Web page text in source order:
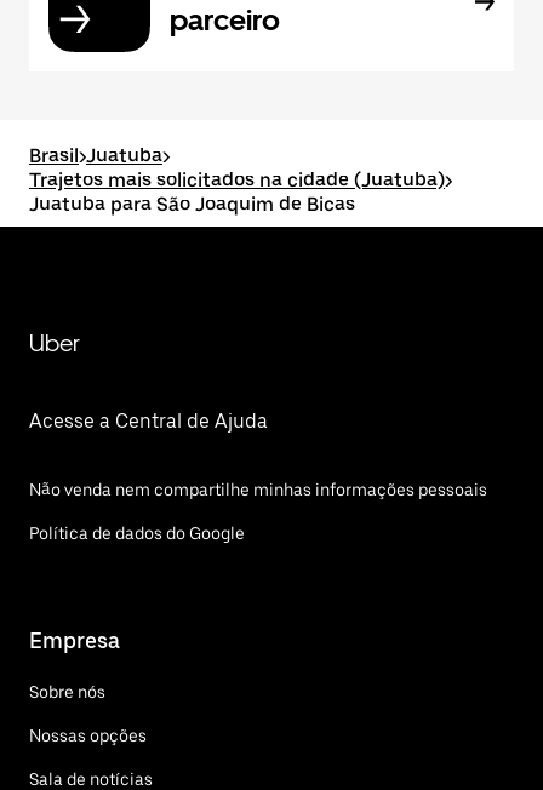
parceiro
Brasil>Juatuba>
Trajetos mais solicitados na cidade (Juatuba)>
Juatuba para São Joaquim de Bicas
Uber
Acesse a Central de Ajuda
Não venda nem compartilhe minhas informações pessoais
Política de dados do Google
Empresa
Sobre nós
Nossas opções
Sala de notícias